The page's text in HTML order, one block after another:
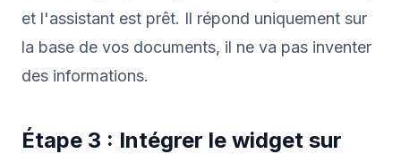
et l'assistant est prêt. Il répond uniquement sur
la base de vos documents, il ne va pas inventer
des informations.
Étape 3 : Intégrer le widget sur